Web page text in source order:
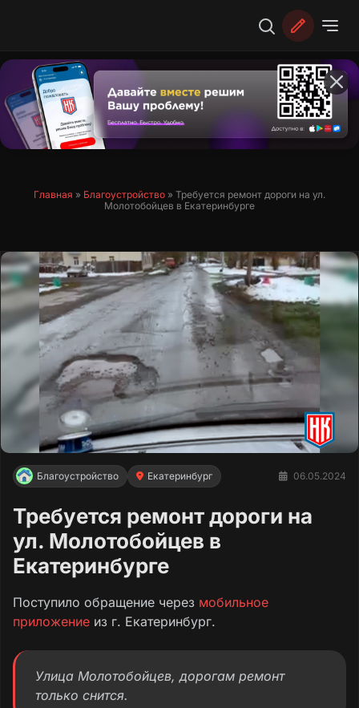
Главная » Благоустройство » Требуется ремонт дороги на ул.
Молотобойцев в Екатеринбурге
Благоустройство Екатеринбург 06.05.2024
Требуется ремонт дороги на
ул. Молотобойцев в
Екатеринбурге
Поступило обращение через мобильное
приложение из г. Екатеринбург.
Улица Молотобойцев, дорогам ремонт
только снится.